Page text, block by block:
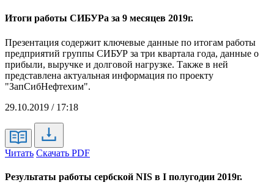
Итоги работы СИБУРа за 9 месяцев 2019г.
Презентация содержит ключевые данные по итогам работы
предприятий группы СИБУР за три квартала года, данные о
прибыли, выручке и долговой нагрузке. Также в ней
представлена актуальная информация по проекту
"ЗапСибНефтехим".
29.10.2019 / 17:18
Читать Скачать PDF
Результаты работы сербской NIS в I полугодии 2019г.